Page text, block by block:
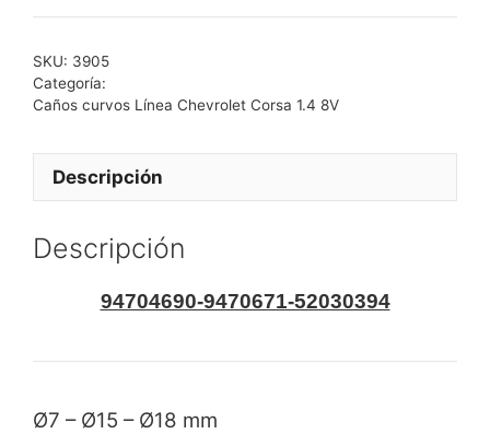
SKU: 3905
Categoría:
Caños curvos Línea Chevrolet Corsa 1.4 8V
Descripción
Descripción
94704690-9470671-52030394
Ø7 – Ø15 – Ø18 mm